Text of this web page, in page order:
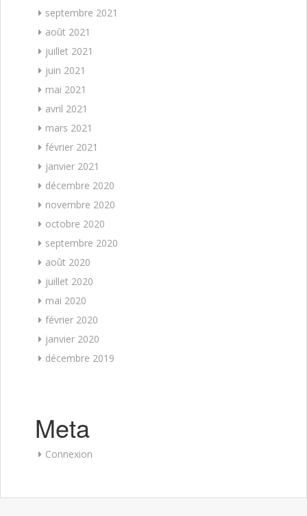
septembre 2021
août 2021
juillet 2021
juin 2021
mai 2021
avril 2021
mars 2021
février 2021
janvier 2021
décembre 2020
novembre 2020
octobre 2020
septembre 2020
août 2020
juillet 2020
mai 2020
février 2020
janvier 2020
décembre 2019
Meta
Connexion